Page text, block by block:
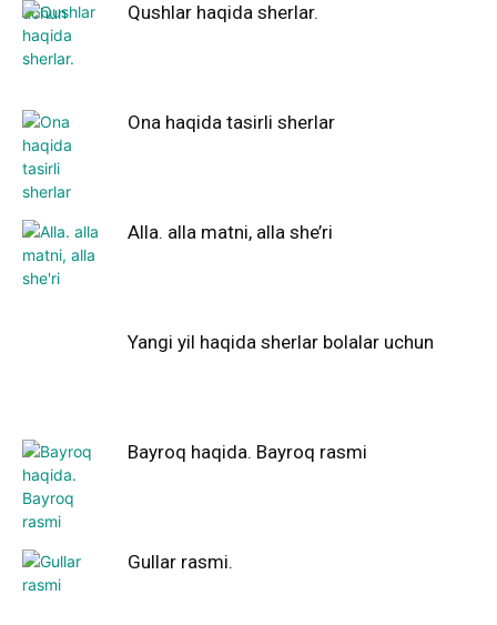
Qushlar haqida sherlar.
Ona haqida tasirli sherlar
Alla. alla matni, alla she’ri
Yangi yil haqida sherlar bolalar uchun
Bayroq haqida. Bayroq rasmi
Gullar rasmi.